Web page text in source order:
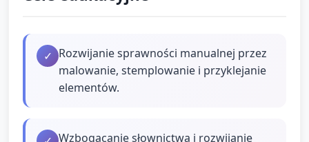
✓ Rozwijanie sprawności manualnej przez
malowanie, stemplowanie i przyklejanie
elementów.
Wzbogacanie słownictwa i rozwijanie